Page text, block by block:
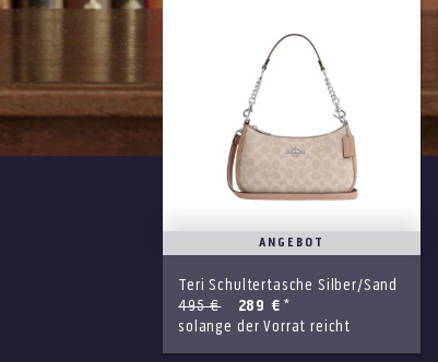
ANGEBOT
Teri Schultertasche Silber/Sand
495 €
289 € *
solange der Vorrat reicht